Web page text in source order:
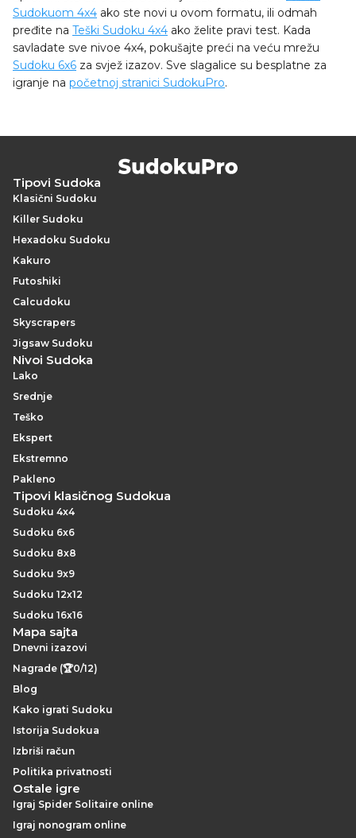
Sudokuom 4x4 ako ste novi u ovom formatu, ili odmah
pređite na Teški Sudoku 4x4 ako želite pravi test. Kada
savladate sve nivoe 4x4, pokušajte preći na veću mrežu
Sudoku 6x6 za svjež izazov. Sve slagalice su besplatne za
igranje na početnoj stranici SudokuPro.
Tipovi Sudoka
Klasični Sudoku
Killer Sudoku
Hexadoku Sudoku
Kakuro
Futoshiki
Calcudoku
Skyscrapers
Jigsaw Sudoku
Nivoi Sudoka
Lako
Srednje
Teško
Ekspert
Ekstremno
Pakleno
Tipovi klasičnog Sudokua
Sudoku 4x4
Sudoku 6x6
Sudoku 8x8
Sudoku 9x9
Sudoku 12x12
Sudoku 16x16
Mapa sajta
Dnevni izazovi
Nagrade (🏆0/12)
Blog
Kako igrati Sudoku
Istorija Sudokua
Izbriši račun
Politika privatnosti
Ostale igre
Igraj Spider Solitaire online
Igraj nonogram online